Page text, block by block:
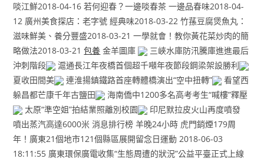
啖江鮮2018-04-16 若何迎春？一邊啖春茶 一邊品春味2018-04-
12 廣州美食探店：老字號 經典味2018-03-22 竹蓀豆腐煲魚丸：
滋味鮮美、養分豐盛2018-03-21 一學就會！教你黃花菜炒肉的簡
略做法2018-03-21包養 金羊圖庫
三峽水庫防汛騰庫進進最后
沖刺階段
滬通長江年夜橋首個超千噸年夜節段鋼梁架設勝利
夏收田間美
連淮揚鎮鐵路首座轉體橋演出“空中扭轉”
看望西
躲昌都芒康千年古鹽田
海南僑中1200多名高考考生“喊樓”釋壓
太原“準空姐”拍結業照離別校園
印尼默拉皮火山再度噴發
噴出蒸汽高達6000米 消息排行榜 羊晚24小時 虎門銷煙179周
年！廣東21個地市121個縣區展開留念日運動 2018-06-03
18:11:55 廣東環保廣電收集“生態周遭的狀況”公益平臺正式上線